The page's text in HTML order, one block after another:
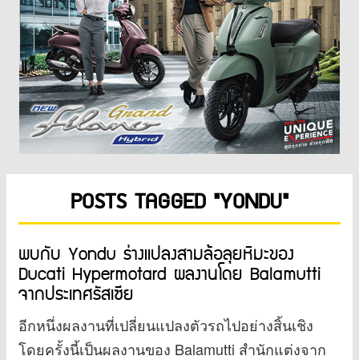
POSTS TAGGED "YONDU"
พบกับ Yondu ร่างแปลงสามล้อลุยหิมะของ
Ducati Hypermotard ผลงานโดย Balamutti
จากประเทศรัสเซีย
อีกหนึ่งผลงานที่เปลี่ยนแปลงตัวรถไปอย่างสิ้นเชิง
โดยครั้งนี้เป็นผลงานของ Balamutti สำนักแต่งจาก